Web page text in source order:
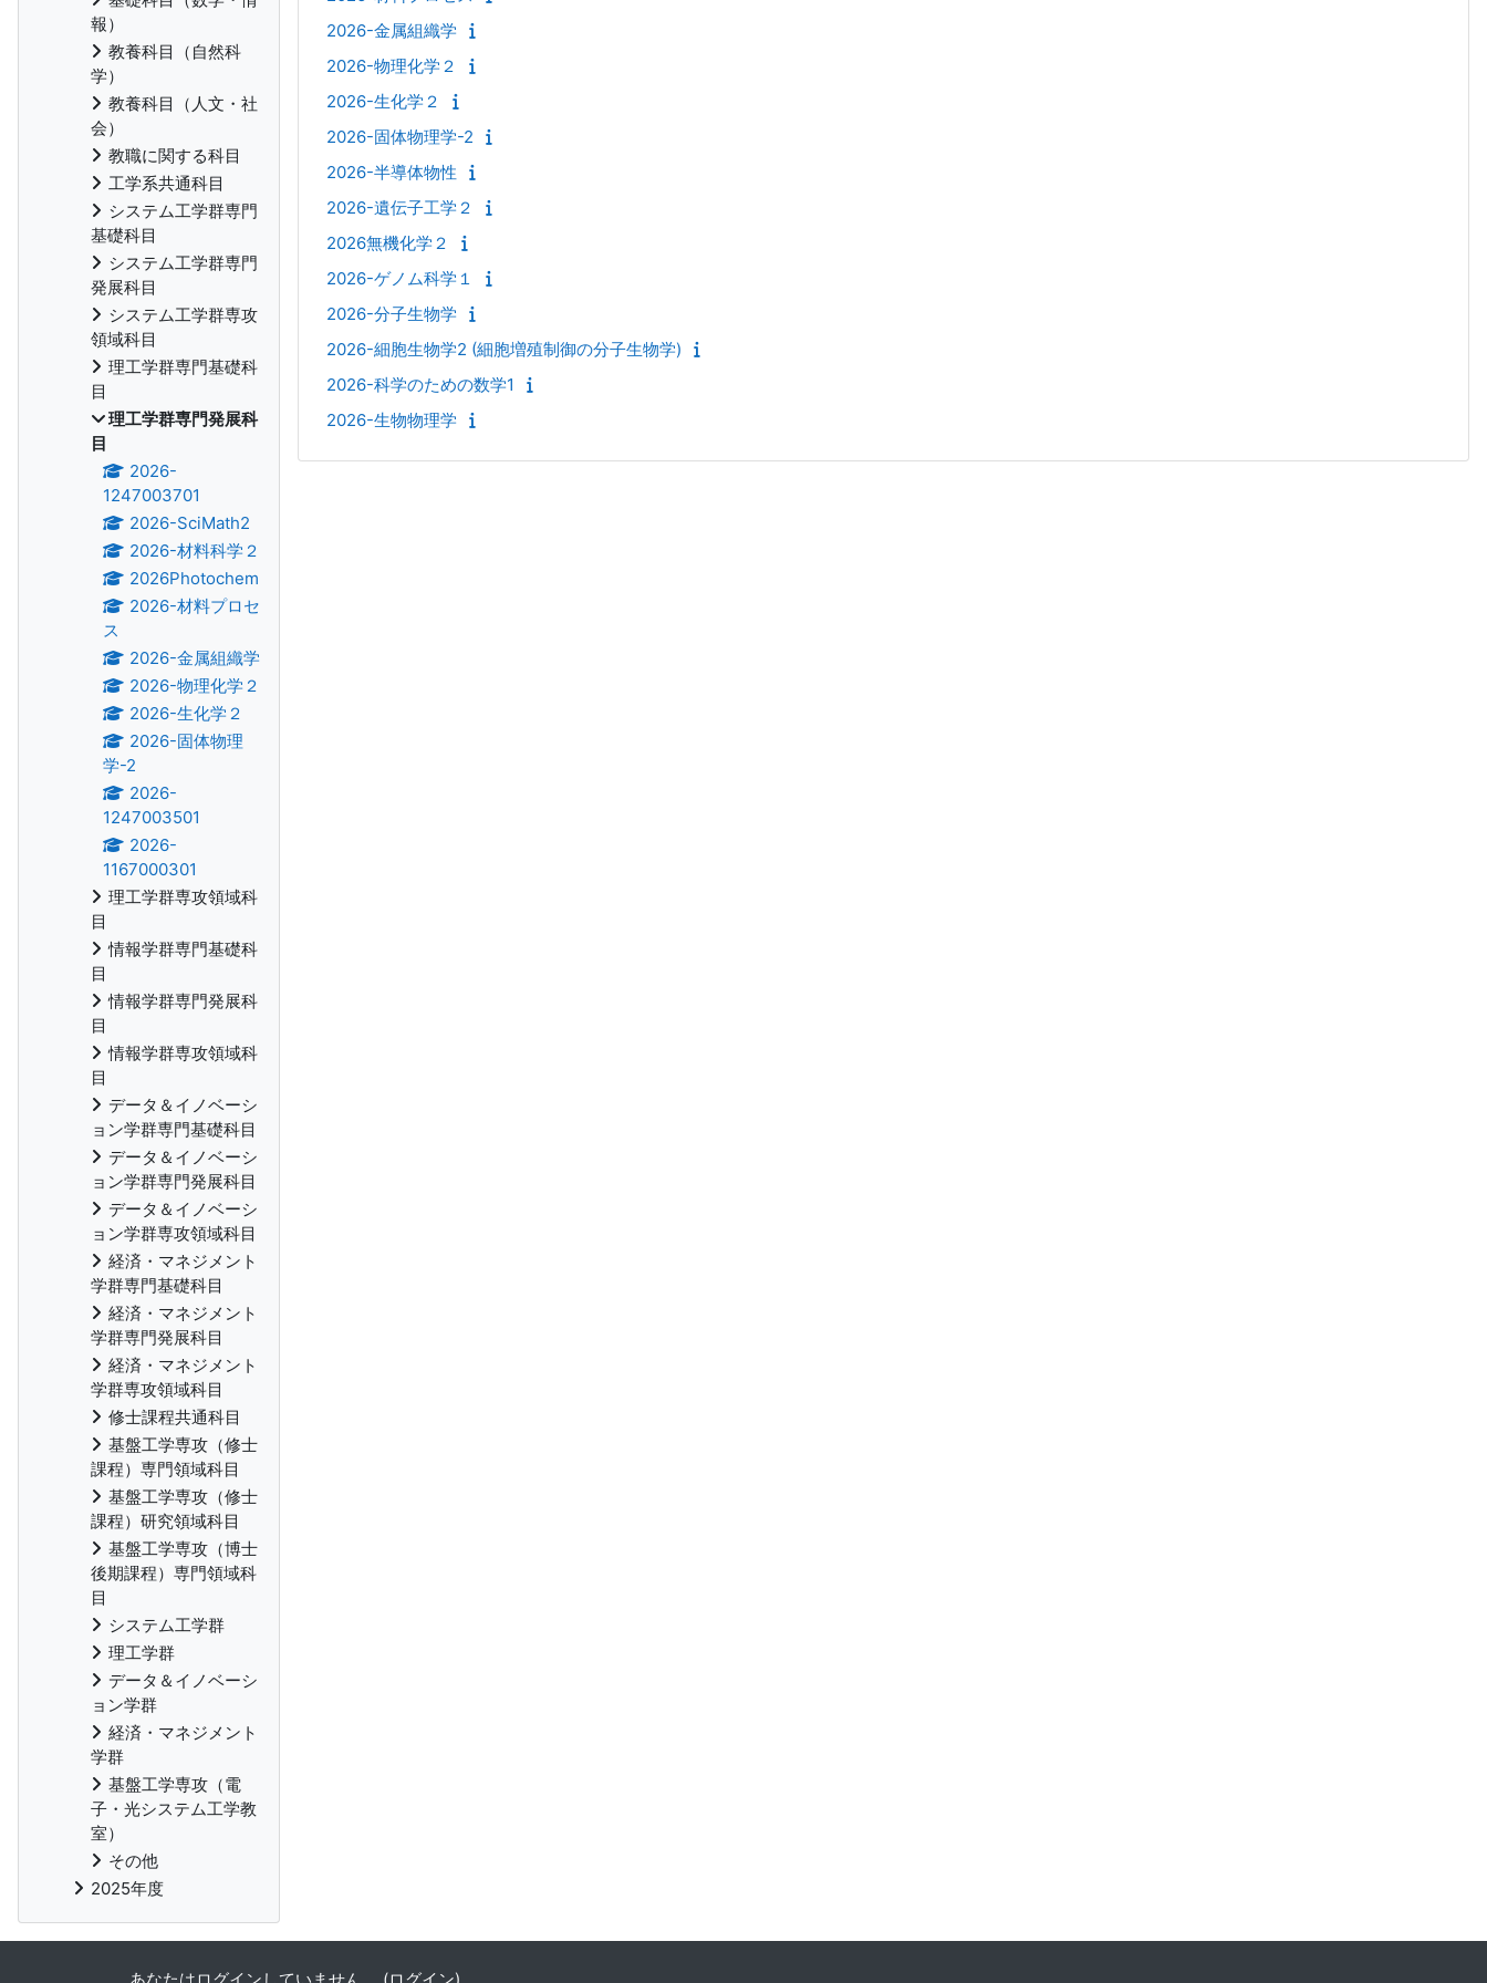
2026-金属組織学
2026-物理化学２
2026-生化学２
2026-固体物理学-2
2026-半導体物性
2026-遺伝子工学２
2026無機化学２
2026-ゲノム科学１
2026-分子生物学
2026-細胞生物学2 (細胞増殖制御の分子生物学)
2026-科学のための数学1
2026-生物物理学
報）
教養科目（自然科
学）
教養科目（人文・社
会）
教職に関する科目
工学系共通科目
システム工学群専門
基礎科目
システム工学群専門
発展科目
システム工学群専攻
領域科目
理工学群専門基礎科
目
理工学群専門発展科
目
2026-
1247003701
2026-SciMath2
2026-材料科学２
2026Photochem
2026-材料プロセ
ス
2026-金属組織学
2026-物理化学２
2026-生化学２
2026-固体物理
学-2
2026-
1247003501
2026-
1167000301
理工学群専攻領域科
目
情報学群専門基礎科
目
情報学群専門発展科
目
情報学群専攻領域科
目
データ＆イノベーシ
ョン学群専門基礎科目
データ＆イノベーシ
ョン学群専門発展科目
データ＆イノベーシ
ョン学群専攻領域科目
経済・マネジメント
学群専門基礎科目
経済・マネジメント
学群専門発展科目
経済・マネジメント
学群専攻領域科目
修士課程共通科目
基盤工学専攻（修士
課程）専門領域科目
基盤工学専攻（修士
課程）研究領域科目
基盤工学専攻（博士
後期課程）専門領域科
目
システム工学群
理工学群
データ＆イノベーシ
ョン学群
経済・マネジメント
学群
基盤工学専攻（電
子・光システム工学教
室）
その他
2025年度